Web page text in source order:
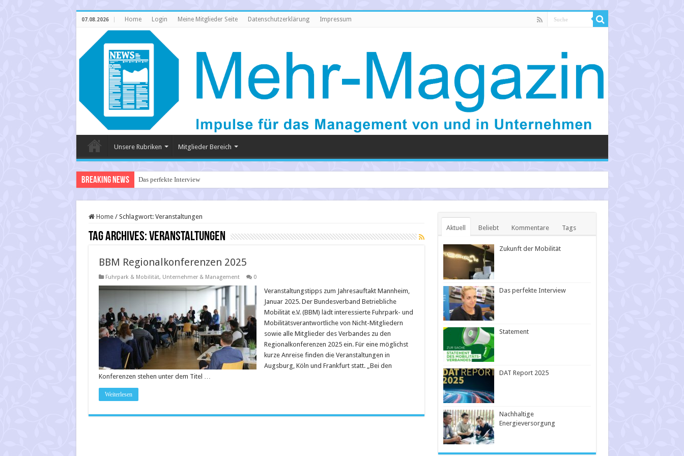
07.08.2026 Home Login Meine Mitglieder Seite Datenschutzerklärung Impressum
Unsere Rubriken Mitglieder Bereich
Breaking News Das perfekte Interview
Home / Schlagwort: Veranstaltungen
Tag Archives:Veranstaltungen
BBM Regionalkonferenzen 2025
Fuhrpark & Mobilität, Unternehmer & Management 0
Veranstaltungstipps zum Jahresauftakt Mannheim,
Januar 2025. Der Bundesverband Betriebliche
Mobilität e.V. (BBM) lädt interessierte Fuhrpark- und
Mobilitätsverantwortliche von Nicht-Mitgliedern
sowie alle Mitglieder des Verbandes zu den
Regionalkonferenzen 2025 ein. Für eine möglichst
kurze Anreise finden die Veranstaltungen in
Augsburg, Köln und Frankfurt statt. „Bei den
Konferenzen stehen unter dem Titel …
Weiterlesen
Aktuell Beliebt Kommentare Tags
Zukunft der Mobilität
Das perfekte Interview
Statement
DAT Report 2025
Nachhaltige
Energieversorgung